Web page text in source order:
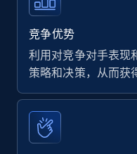
竞争优势
利用对竞争对手表现
策略和决策，从而获